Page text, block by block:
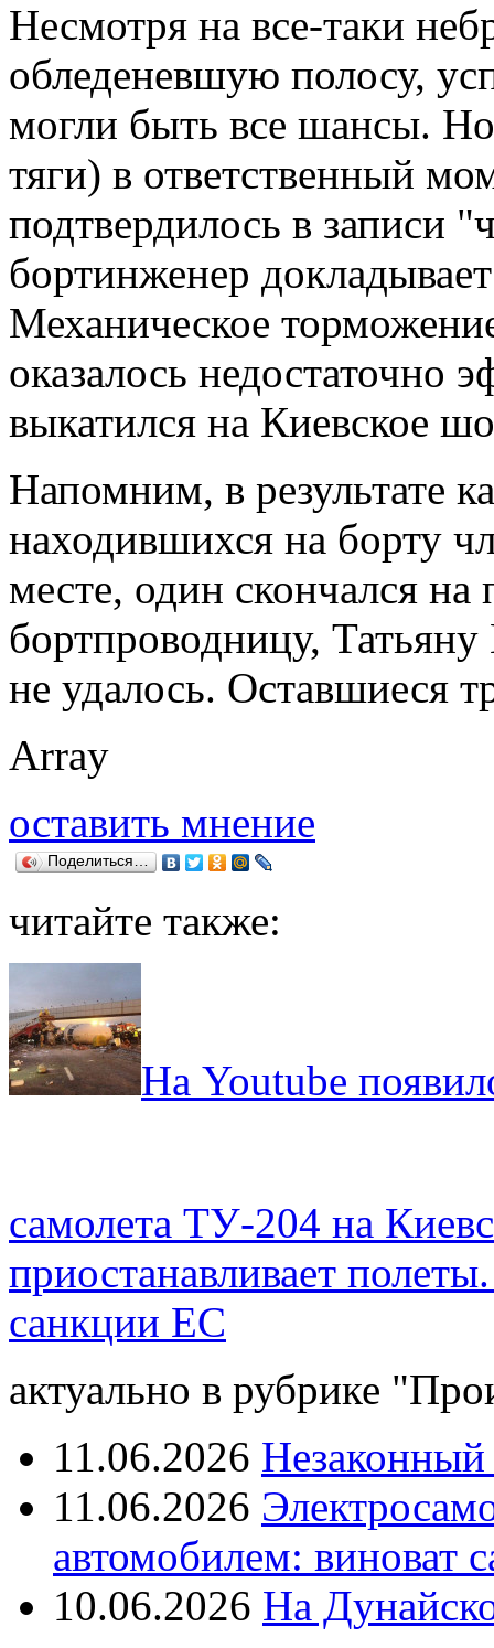
Несмотря на все-таки
обледеневшую полосу,
могли быть все шансы.
тяги) в ответственный
подтвердилось в записи
бортинженер
Механическое
оказалось недостаточно
выкатился на Киевское
Напомним, в результате
находившихся на борту
месте, один скончался на
бортпроводницу,
не удалось. Оставшиеся
Array
оставить мнение
Поделиться…
читайте также:
На Youtube
самолета ТУ-204 на
приостанавливает
санкции ЕС
актуально в рубрике
11.06.2026
11.06.2026
автомобилем: виноват
10.06.2026 На